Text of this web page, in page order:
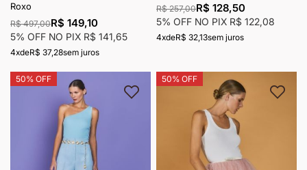
Roxo
R$ 497,00R$ 149,10
5% OFF NO PIX R$ 141,65
4xdeR$ 37,28sem juros
R$ 257,00R$ 128,50
5% OFF NO PIX R$ 122,08
4xdeR$ 32,13sem juros
50% OFF
Adicionar à lista de desejos
50% OFF